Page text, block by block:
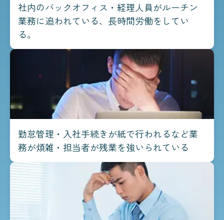
社内のバックオフィス・経理人員がルーチン
業務に追われている、長時間労働をしてい
る。
勤怠管理・入社手続きが紙で行われるなど業
務が煩雑・担当者が残業を強いられている